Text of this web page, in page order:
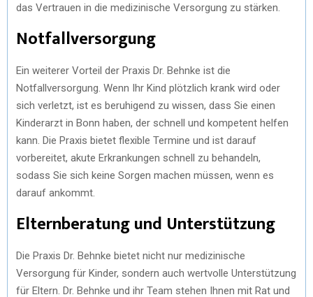
das Vertrauen in die medizinische Versorgung zu stärken.
Notfallversorgung
Ein weiterer Vorteil der Praxis Dr. Behnke ist die
Notfallversorgung. Wenn Ihr Kind plötzlich krank wird oder
sich verletzt, ist es beruhigend zu wissen, dass Sie einen
Kinderarzt in Bonn haben, der schnell und kompetent helfen
kann. Die Praxis bietet flexible Termine und ist darauf
vorbereitet, akute Erkrankungen schnell zu behandeln,
sodass Sie sich keine Sorgen machen müssen, wenn es
darauf ankommt.
Elternberatung und Unterstützung
Die Praxis Dr. Behnke bietet nicht nur medizinische
Versorgung für Kinder, sondern auch wertvolle Unterstützung
für Eltern. Dr. Behnke und ihr Team stehen Ihnen mit Rat und